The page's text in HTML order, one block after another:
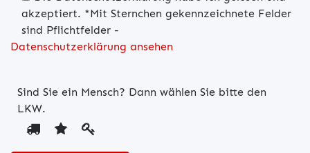
akzeptiert. *Mit Sternchen gekennzeichnete Felder
sind Pflichtfelder -
Datenschutzerklärung ansehen
Sind Sie ein Mensch? Dann wählen Sie bitte den
LKW.